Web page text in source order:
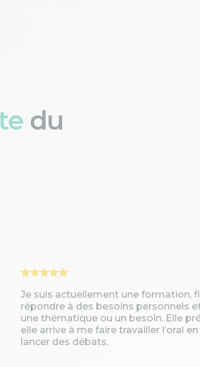
du
Je suis actuellement une formation,
répondre à des besoins personnels
une thématique ou un besoin. Elle
elle arrive à me faire travailler l’oral
lancer des débats.